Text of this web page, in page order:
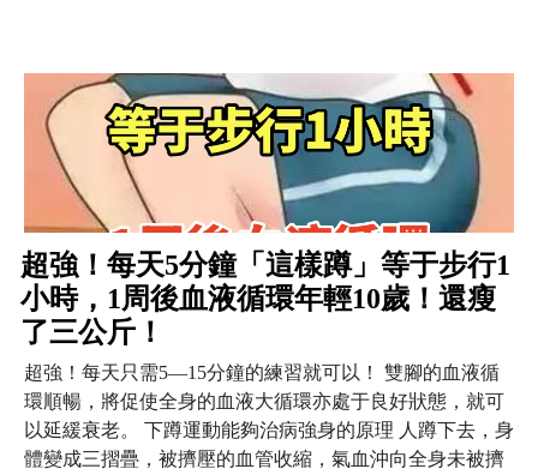
超強！每天5分鐘「這樣蹲」等于步行1
小時，1周後血液循環年輕10歲！還瘦
了三公斤！
超強！每天只需5—15分鐘的練習就可以！ 雙腳的血液循
環順暢，將促使全身的血液大循環亦處于良好狀態，就可
以延緩衰老。 下蹲運動能夠治病強身的原理 人蹲下去，身
體變成三摺疊，被擠壓的血管收縮，氣血沖向全身未被擠